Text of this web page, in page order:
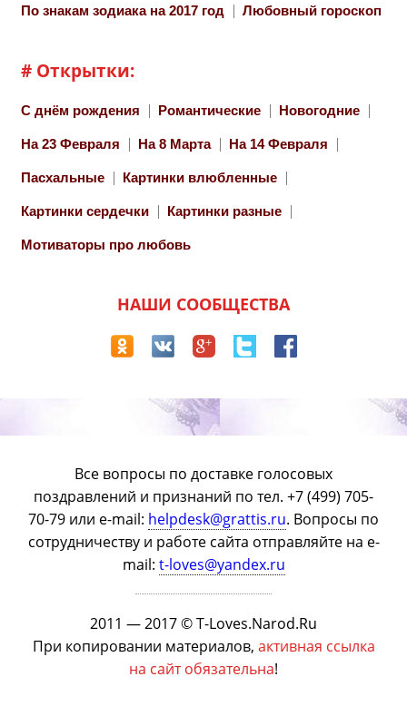
По знакам зодиака на 2017 год Любовный гороскоп
# Открытки:
С днём рождения Романтические Новогодние
На 23 Февраля На 8 Марта На 14 Февраля
Пасхальные Картинки влюбленные
Картинки сердечки Картинки разные
Мотиваторы про любовь
НАШИ СООБЩЕСТВА
Все вопросы по доставке голосовых
поздравлений и признаний по тел. +7 (499) 705-
70-79 или e-mail: helpdesk@grattis.ru. Вопросы по
сотрудничеству и работе сайта отправляйте на e-
mail: t-loves@yandex.ru
2011 — 2017 © T-Loves.Narod.Ru
При копировании материалов, активная ссылка
на сайт обязательна!